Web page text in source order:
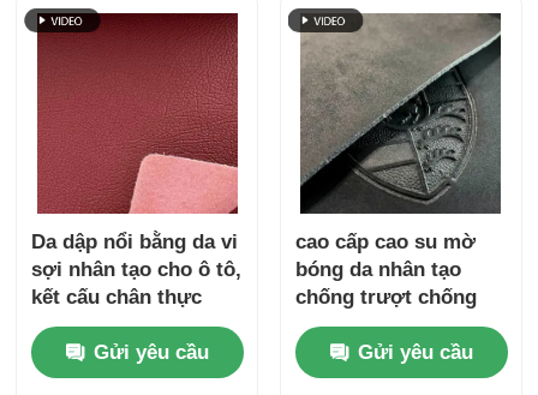
Da dập nổi bằng da vi
sợi nhân tạo cho ô tô,
kết cấu chân thực
Gửi yêu cầu
cao cấp cao su mờ
bóng da nhân tạo
chống trượt chống
cháy 140cm
Gửi yêu cầu